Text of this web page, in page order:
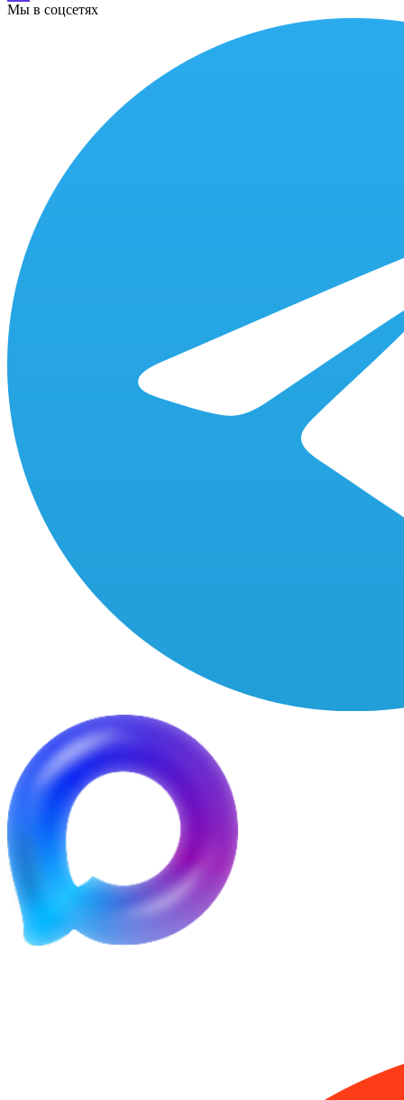
Мы в соцсетях